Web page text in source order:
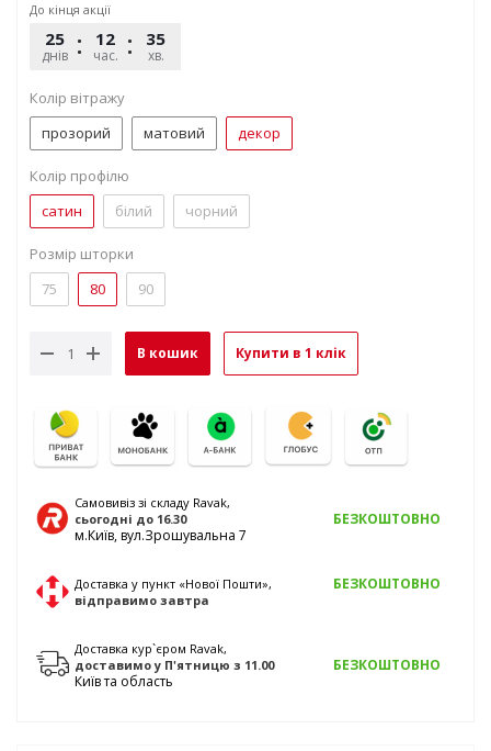
До кінця акції
25
днів
12
час.
35
хв.
Колір вітражу
прозорий
матовий декор
Колір профілю
сатин
білий чорний
Розмір шторки
75
80 90
В кошик Купити в 1 клік
Самовивіз зі складу Ravak,
сьогодні до 16.30
м.Київ, вул.Зрошувальна 7
БЕЗКОШТОВНО
Доставка у пункт «Нової Пошти»,
відправимозавтра
БЕЗКОШТОВНО
Доставка кур`єром Ravak,
доставимо у П'ятницю з 11.00
Київ та область
БЕЗКОШТОВНО